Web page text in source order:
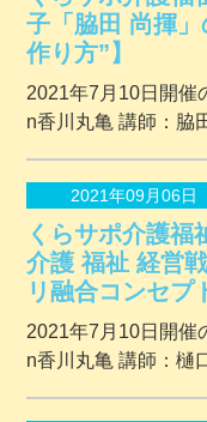
子「脇田 尚揮
作り方”】
2021年7月10日開催
n香川丸亀 講師：脇
2021年09月06日
くらサポ介護福
介護 福祉 経営
リ融合コンセプ
2021年7月10日開催
n香川丸亀 講師：樋